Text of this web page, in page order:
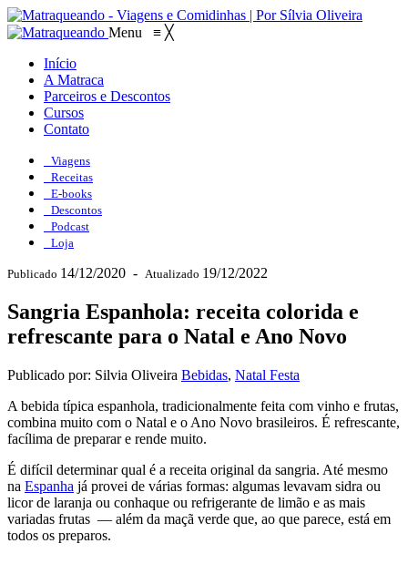
Menu ≡ ╳
Início
A Matraca
Parceiros e Descontos
Cursos
Contato
Viagens
Receitas
E-books
Descontos
Podcast
Loja
Publicado 14/12/2020 - Atualizado 19/12/2022
Sangria Espanhola: receita colorida e
refrescante para o Natal e Ano Novo
Publicado por: Silvia Oliveira Bebidas, Natal Festa
A bebida típica espanhola, tradicionalmente feita com vinho e frutas,
combina muito com o Natal e o Ano Novo brasileiros. É refrescante,
facílima de preparar e rende muito.
É difícil determinar qual é a receita original da sangria. Até mesmo
na Espanha já provei de várias formas: algumas levavam sidra ou
licor de laranja ou conhaque ou refrigerante de limão e as mais
variadas frutas — além da maçã verde que, ao que parece, está em
todos os preparos.